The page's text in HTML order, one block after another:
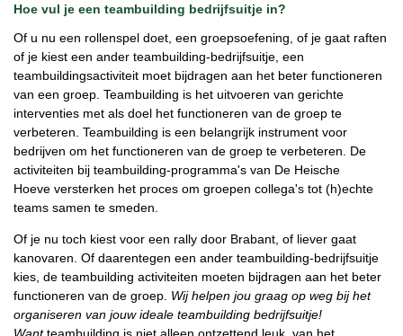
Hoe vul je een teambuilding bedrijfsuitje in?
Of u nu een rollenspel doet, een groepsoefening, of je gaat raften
of je kiest een ander teambuilding-bedrijfsuitje, een
teambuildingsactiviteit moet bijdragen aan het beter functioneren
van een groep. Teambuilding is het uitvoeren van gerichte
interventies met als doel het functioneren van de groep te
verbeteren. Teambuilding is een belangrijk instrument voor
bedrijven om het functioneren van de groep te verbeteren. De
activiteiten bij teambuilding-programma's van De Heische
Hoeve versterken het proces om groepen collega's tot (h)echte
teams samen te smeden.
Of je nu toch kiest voor een rally door Brabant, of liever gaat
kanovaren. Of daarentegen een ander teambuilding-bedrijfsuitje
kies, de teambuilding activiteiten moeten bijdragen aan het beter
functioneren van de groep. Wij helpen jou graag op weg bij het
organiseren van jouw ideale teambuilding bedrijfsuitje!
Wantteambuilding is niet alleen ontzettend leuk, van het